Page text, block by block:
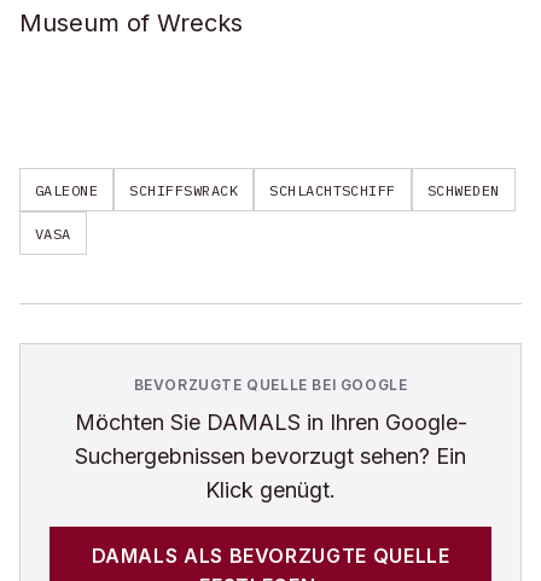
Museum of Wrecks
GALEONE SCHIFFSWRACK SCHLACHTSCHIFF SCHWEDEN
VASA
BEVORZUGTE QUELLE BEI GOOGLE
Möchten Sie DAMALS in Ihren Google-
Suchergebnissen bevorzugt sehen? Ein
Klick genügt.
DAMALS ALS BEVORZUGTE QUELLE